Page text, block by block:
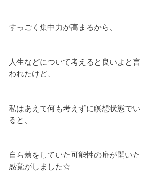
すっごく集中力が高まるから、
人生などについて考えると良いよと言
われたけど、
私はあえて何も考えずに瞑想状態でい
ると、
自ら蓋をしていた可能性の扉が開いた
感覚がしました☆